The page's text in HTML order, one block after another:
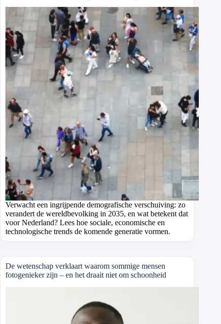
Verwacht een ingrijpende demografische verschuiving: zo
verandert de wereldbevolking in 2035, en wat betekent dat
voor Nederland? Lees hoe sociale, economische en
technologische trends de komende generatie vormen.
De wetenschap verklaart waarom sommige mensen
fotogenieker zijn – en het draait niet om schoonheid